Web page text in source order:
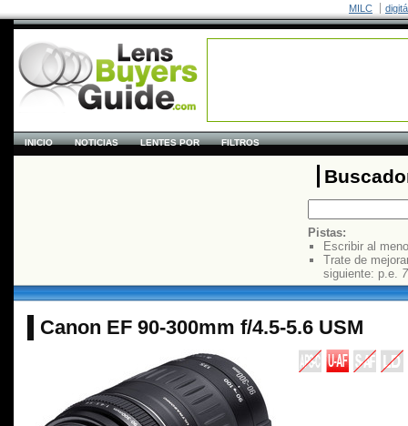
MILC
INICIO NOTICIAS LENTES POR FILTROS
Pistas:
Escribir al
Trate de
siguiente: p.e.
Canon EF 90-300mm f/4.5-5.6 USM